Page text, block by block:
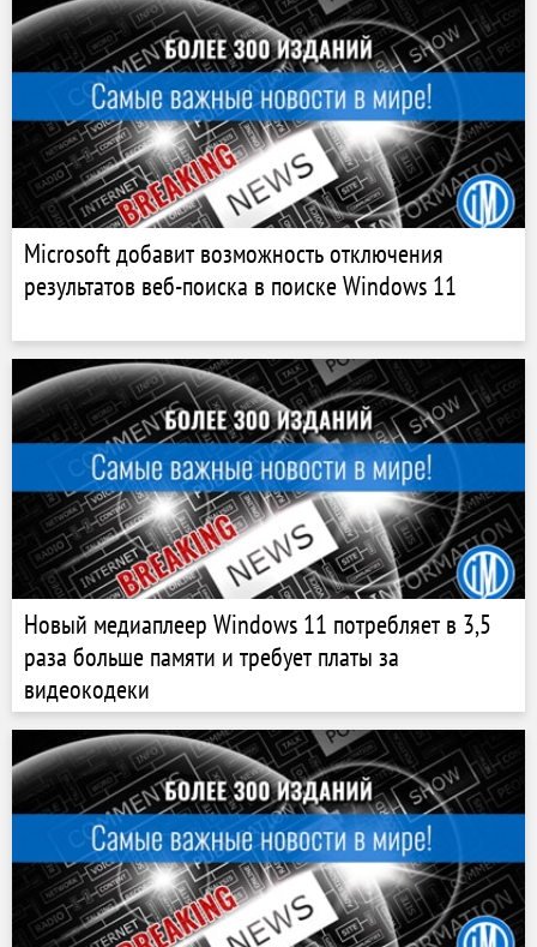
Microsoft добавит возможность отключения
результатов веб-поиска в поиске Windows 11
Новый медиаплеер Windows 11 потребляет в 3,5
раза больше памяти и требует платы за
видеокодеки